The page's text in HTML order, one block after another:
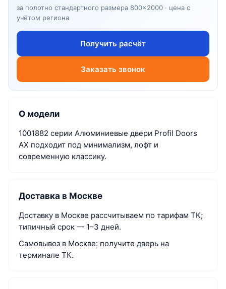
за полотно стандартного размера 800×2000 · цена с
учётом региона
Получить расчёт
Заказать звонок
О модели
1001882 серии Алюминиевые двери Profil Doors
AX подходит под минимализм, лофт и
современную классику.
Доставка в Москве
Доставку в Москве рассчитываем по тарифам ТК;
типичный срок — 1–3 дней.
Самовывоз в Москве: получите дверь на
терминале ТК.